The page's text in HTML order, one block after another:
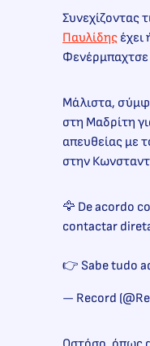
Συνεχίζοντας
Παυλίδης
Φενέρμπαχτσε
Μάλιστα,
στη Μαδρίτη
απευθείας με
στην
🦅 De acordo
contactar
👉 Sabe tudo
— Record